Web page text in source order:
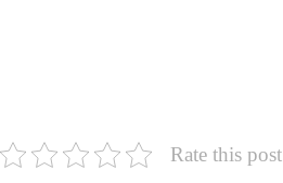
Rate this post